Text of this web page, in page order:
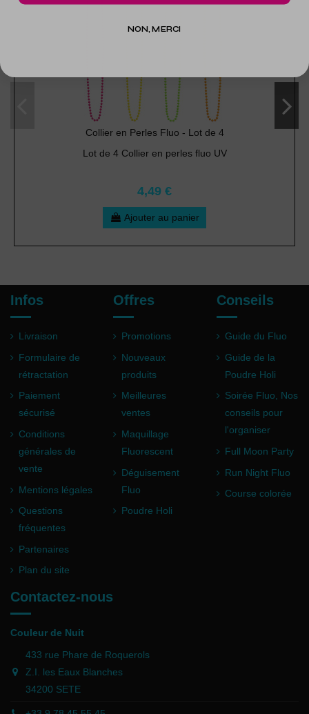
Collier en Perles Fluo - Lot de 4
Lot de 4 Collier en perles fluo UV
4,49 €
Ajouter au panier
Infos
Livraison
Formulaire de
rétractation
Paiement
sécurisé
Conditions
générales de
vente
Mentions légales
Questions
fréquentes
Partenaires
Plan du site
Offres
Promotions
Nouveaux
produits
Meilleures
ventes
Maquillage
Fluorescent
Déguisement
Fluo
Poudre Holi
Conseils
Guide du Fluo
Guide de la
Poudre Holi
Soirée Fluo, Nos
conseils pour
l'organiser
Full Moon Party
Run Night Fluo
Course colorée
Contactez-nous
Couleur de Nuit
433 rue Phare de Roquerols
Z.I. les Eaux Blanches
34200 SETE
NON, MERCI